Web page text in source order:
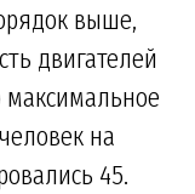
выше,
двигателей
максимальное
на
45.